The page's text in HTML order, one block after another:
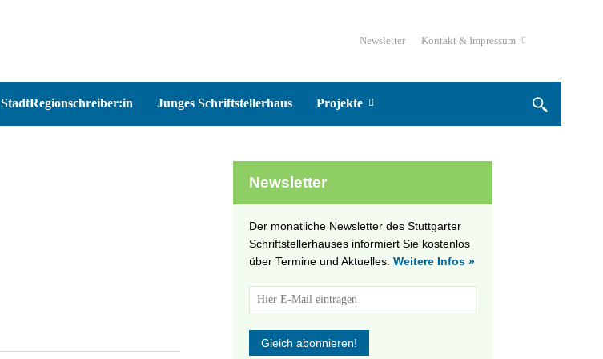
Newsletter Kontakt & Impressum
StadtRegionschreiber:in Junges Schriftstellerhaus Projekte
Newsletter
Der monatliche Newsletter des Stuttgarter
Schriftstellerhauses informiert Sie kostenlos
über Termine und Aktuelles. Weitere Infos »